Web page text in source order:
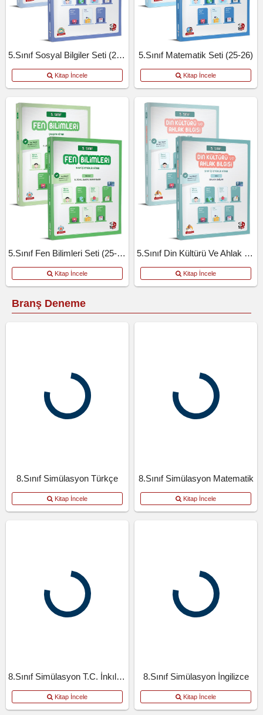
5.Sınıf Sosyal Bilgiler Seti (25-26)
Kitap İncele
5.Sınıf Matematik Seti (25-26)
Kitap İncele
5.Sınıf Fen Bilimleri Seti (25-26)
Kitap İncele
5.Sınıf Din Kültürü Ve Ahlak Bilgisi.Seti (25-26)
Kitap İncele
Branş Deneme
8.Sınıf Simülasyon Türkçe
Kitap İncele
8.Sınıf Simülasyon Matematik
Kitap İncele
8.Sınıf Simülasyon T.C. İnkılap Tarihi Ve Atatürkçülük
Kitap İncele
8.Sınıf Simülasyon İngilizce
Kitap İncele